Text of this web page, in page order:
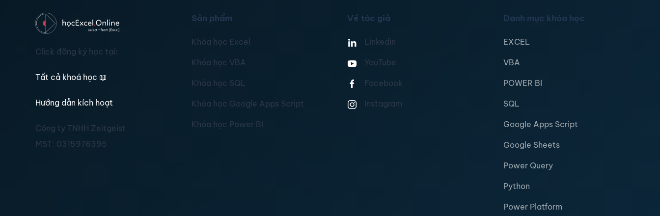
Click đăng ký học tại:
Tất cả khoá học 📖
Hướng dẫn kích hoạt
Công ty TNHH Zeitgeist
MST: 0315976395
Sản phẩm
Khóa học Excel
Khóa học VBA
Khóa học SQL
Khóa học Google Apps Script
Khóa học Power BI
Về tác giả
Linkedin
YouTube
Facebook
Instagram
Danh mục khóa học
EXCEL
VBA
POWER BI
SQL
Google Apps Script
Google Sheets
Power Query
Python
Power Platform